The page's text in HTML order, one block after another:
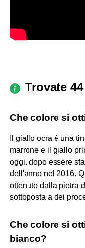
Trovate
Che colore si
Il giallo ocra è una
marrone e il giallo
oggi, dopo essere
dell'anno nel 2016.
ottenuto dalla pietra
sottoposta a dei
Che colore si
bianco?